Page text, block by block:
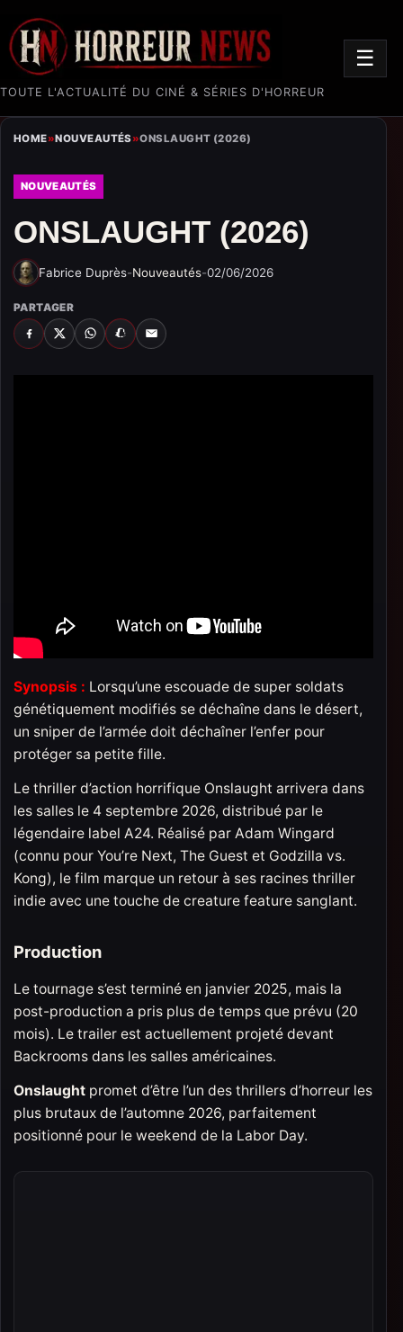
TOUTE L'ACTUALITÉ DU CINÉ & SÉRIES D'HORREUR
☰
HOME»NOUVEAUTÉS»ONSLAUGHT (2026)
NOUVEAUTÉS
ONSLAUGHT (2026)
Fabrice Duprès-Nouveautés-02/06/2026
PARTAGER
FACEBOOK
X WHATSAPP
SNAPCHAT
EMAIL
Synopsis : Lorsqu’une escouade de super soldats
génétiquement modifiés se déchaîne dans le désert,
un sniper de l’armée doit déchaîner l’enfer pour
protéger sa petite fille.
Le thriller d’action horrifique Onslaught arrivera dans
les salles le 4 septembre 2026, distribué par le
légendaire label A24. Réalisé par Adam Wingard
(connu pour You’re Next, The Guest et Godzilla vs.
Kong), le film marque un retour à ses racines thriller
indie avec une touche de creature feature sanglant.
Production
Le tournage s’est terminé en janvier 2025, mais la
post-production a pris plus de temps que prévu (20
mois). Le trailer est actuellement projeté devant
Backrooms dans les salles américaines.
Onslaught promet d’être l’un des thrillers d’horreur les
plus brutaux de l’automne 2026, parfaitement
positionné pour le weekend de la Labor Day.